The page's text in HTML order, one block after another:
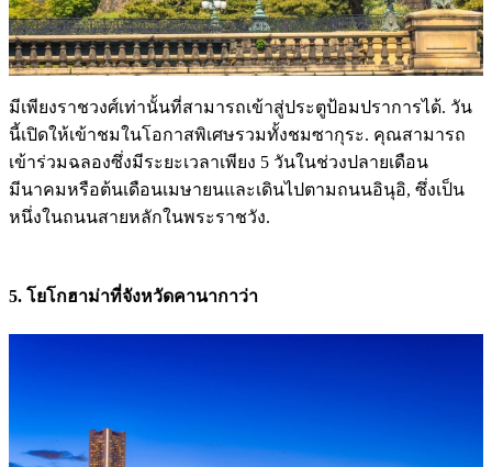
มีเพียงราชวงศ์เท่านั้นที่สามารถเข้าสู่ประตูป้อมปราการได้. วัน
นี้เปิดให้เข้าชมในโอกาสพิเศษรวมทั้งชมซากุระ. คุณสามารถ
เข้าร่วมฉลองซึ่งมีระยะเวลาเพียง 5 วันในช่วงปลายเดือน
มีนาคมหรือต้นเดือนเมษายนและเดินไปตามถนนอินุอิ, ซึ่งเป็น
หนึ่งในถนนสายหลักในพระราชวัง.
5. โยโกฮาม่าที่จังหวัดคานากาว่า